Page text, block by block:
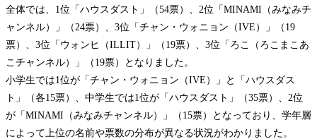
全体では、1位「ハウスダスト」（54票）、2位「MINAMI（みなみチ
ャンネル）」（24票）、3位「チャン・ウォニョン（IVE）」（19
票）、3位「ウォンヒ（ILLIT）」（19票）、3位「ろこ（ろこまこあ
こチャンネル）」（19票）となりました。
小学生では1位が「チャン・ウォニョン（IVE）」と「ハウスダス
ト」（各15票）、中学生では1位が「ハウスダスト」（35票）、2位
が「MINAMI（みなみチャンネル）」（15票）となっており、学年層
によって上位の名前や票数の分布が異なる状況がわかりました。